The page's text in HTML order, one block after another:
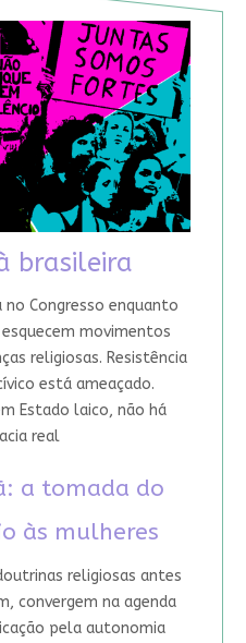
brasileira
no Congresso enquanto
movimentos
religiosas. Resistência
está ameaçado.
Estado laico, não há
real
a tomada do
às mulheres
religiosas antes
convergem na agenda
pela autonomia